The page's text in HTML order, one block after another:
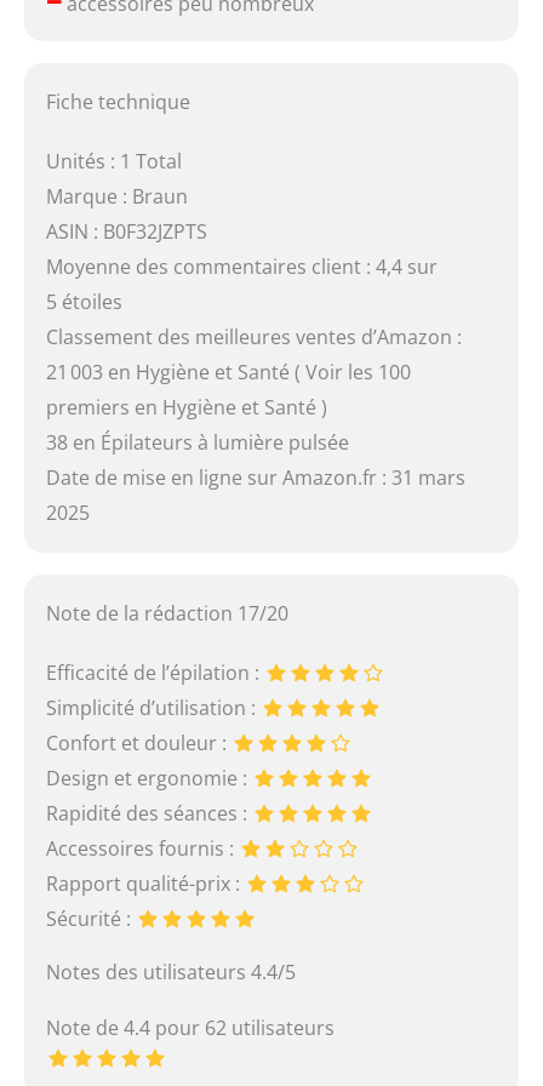
Fiche technique
Unités : 1 Total
Marque : Braun
ASIN : B0F32JZPTS
Moyenne des commentaires client : 4,4 sur
5 étoiles
Classement des meilleures ventes d’Amazon :
21 003 en Hygiène et Santé ( Voir les 100
premiers en Hygiène et Santé )
38 en Épilateurs à lumière pulsée
Date de mise en ligne sur Amazon.fr : 31 mars
2025
Note de la rédaction 17/20
Efficacité de l’épilation :
Simplicité d’utilisation :
Confort et douleur :
Design et ergonomie :
Rapidité des séances :
Accessoires fournis :
Rapport qualité-prix :
Sécurité :
Notes des utilisateurs 4.4/5
Note de 4.4 pour 62 utilisateurs